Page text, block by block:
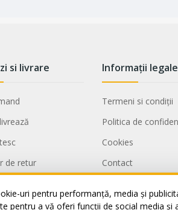
si livrare
de retur
Informații legale
Termeni si condiții
Politica de
Cookies
Contact
uri pentru performanță, media și
pentru a vă oferi funcții de social media și